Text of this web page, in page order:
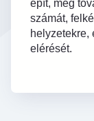
épít, még
számát,
helyzetekre,
elérését.